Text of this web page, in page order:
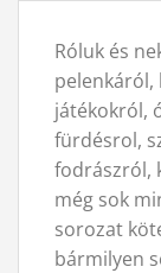
Róluk és
játékokról,
fürdésrol,
fodrászról,
még sok
sorozat
bármilyen